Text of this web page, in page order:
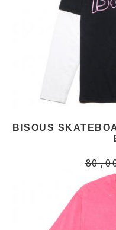
BISOUS